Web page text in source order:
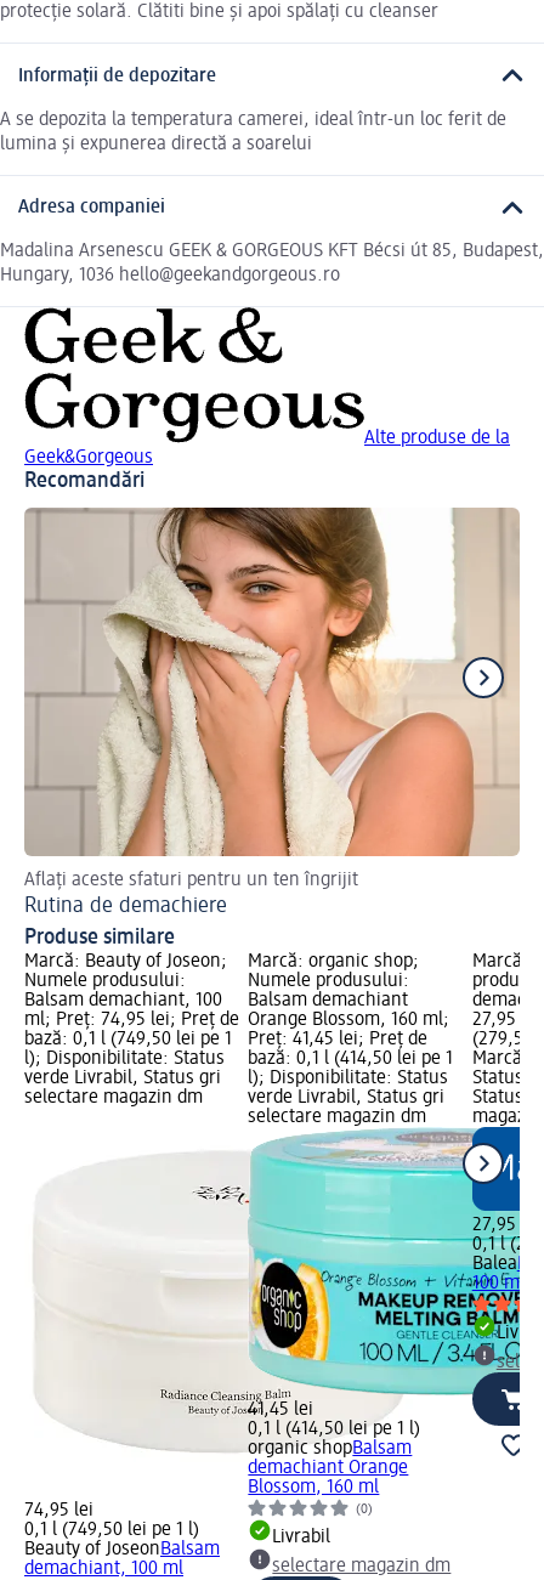
protecție solară. Clătiti bine și apoi spălați cu cleanser
Informații de depozitare
A se depozita la temperatura camerei, ideal într-un loc ferit de
lumina și expunerea directă a soarelui
Adresa companiei
Madalina Arsenescu GEEK & GORGEOUS KFT Bécsi út 85, Budapest,
Hungary, 1036 hello@geekandgorgeous.ro
Alte produse de la
Geek&Gorgeous
Recomandări
Aflați aceste sfaturi pentru un ten îngrijit
Rutina de demachiere
Produse similare
Marcă: Beauty of Joseon;
Numele produsului:
Balsam demachiant, 100
ml; Preț: 74,95 lei; Preț de
bază: 0,1 l (749,50 lei pe 1
l); Disponibilitate: Status
verde Livrabil, Status gri
selectare magazin dm
74,95 lei
0,1 l (749,50 lei pe 1 l)
Beauty of JoseonBalsam
demachiant, 100 ml
Marcă: organic shop;
Numele produsului:
Balsam demachiant
Orange Blossom, 160 ml;
Preț: 41,45 lei; Preț de
bază: 0,1 l (414,50 lei pe 1
l); Disponibilitate: Status
verde Livrabil, Status gri
selectare magazin dm
41,45 lei
0,1 l (414,50 lei pe 1 l)
organic shopBalsam
demachiant Orange
Blossom, 160 ml
(0)
Livrabil
selectare magazin dm
Marcă:
27,95
(279,50
Marcă
Status
Status
27,95 lei
0,1 l
Balea
100 ml